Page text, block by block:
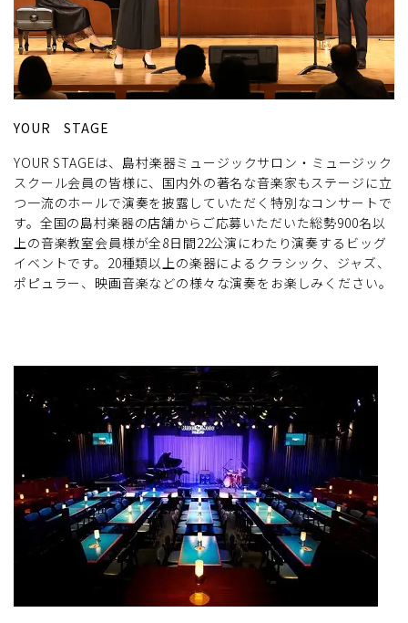
YOUR STAGE
YOUR STAGEは、島村楽器ミュージックサロン・ミュージック
スクール会員の皆様に、国内外の著名な音楽家もステージに立
つ一流のホールで演奏を披露していただく特別なコンサートで
す。全国の島村楽器の店舗からご応募いただいた総勢900名以
上の音楽教室会員様が全8日間22公演にわたり演奏するビッグ
イベントです。20種類以上の楽器によるクラシック、ジャズ、
ポピュラー、映画音楽などの様々な演奏をお楽しみください。